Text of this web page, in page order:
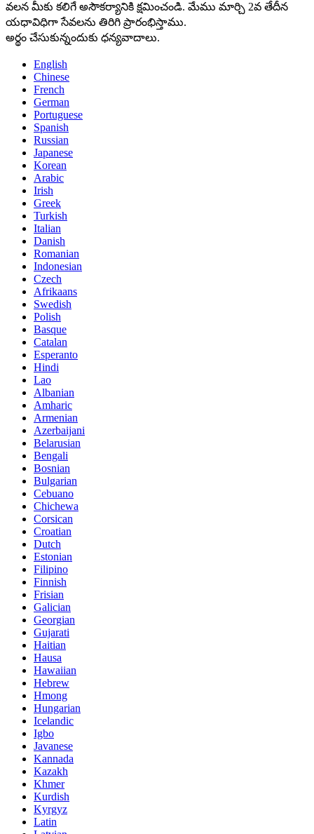
వలన మీకు కలిగే అసౌకర్యానికి క్షమించండి. మేము మార్చి 2వ తేదీన
యధావిధిగా సేవలను తిరిగి ప్రారంభిస్తాము.
అర్థం చేసుకున్నందుకు ధన్యవాదాలు.
English
Chinese
French
German
Portuguese
Spanish
Russian
Japanese
Korean
Arabic
Irish
Greek
Turkish
Italian
Danish
Romanian
Indonesian
Czech
Afrikaans
Swedish
Polish
Basque
Catalan
Esperanto
Hindi
Lao
Albanian
Amharic
Armenian
Azerbaijani
Belarusian
Bengali
Bosnian
Bulgarian
Cebuano
Chichewa
Corsican
Croatian
Dutch
Estonian
Filipino
Finnish
Frisian
Galician
Georgian
Gujarati
Haitian
Hausa
Hawaiian
Hebrew
Hmong
Hungarian
Icelandic
Igbo
Javanese
Kannada
Kazakh
Khmer
Kurdish
Kyrgyz
Latin